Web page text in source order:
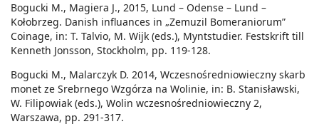
Bogucki M., Magiera J., 2015, Lund – Odense – Lund –
Kołobrzeg. Danish influances in „Zemuzil Bomeraniorum”
Coinage, in: T. Talvio, M. Wijk (eds.), Myntstudier. Festskrift till
Kenneth Jonsson, Stockholm, pp. 119-128.
Bogucki M., Malarczyk D. 2014, Wczesnośredniowieczny skarb
monet ze Srebrnego Wzgórza na Wolinie, in: B. Stanisławski,
W. Filipowiak (eds.), Wolin wczesnośredniowieczny 2,
Warszawa, pp. 291-317.